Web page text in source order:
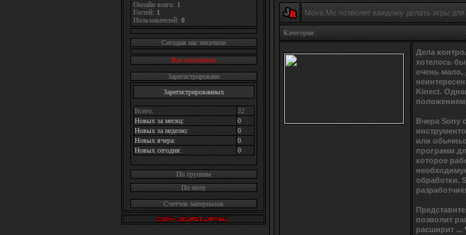
Онлайн всего: 1
Гостей: 1
Пользователей: 0
Cегодня нас посетили
Все посетители
Зарегистрировано
Зарегистрированных
Всего:
32
Новых за месяц:
0
Новых за неделю:
0
Новых вчера:
0
Новых сегодня:
0
По группам
По полу
Счетчик материалов
Move.Me позволит каждому делать игры
Категория:
Дела
хотелось
очень мало,
Kinect.
положением
Вчера Sony
или
программ
которое
обработки.
позволит
расширит ...